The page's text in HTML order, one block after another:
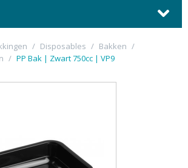
/ Disposables / Bakken /
/ PP Bak | Zwart 750cc | VP9